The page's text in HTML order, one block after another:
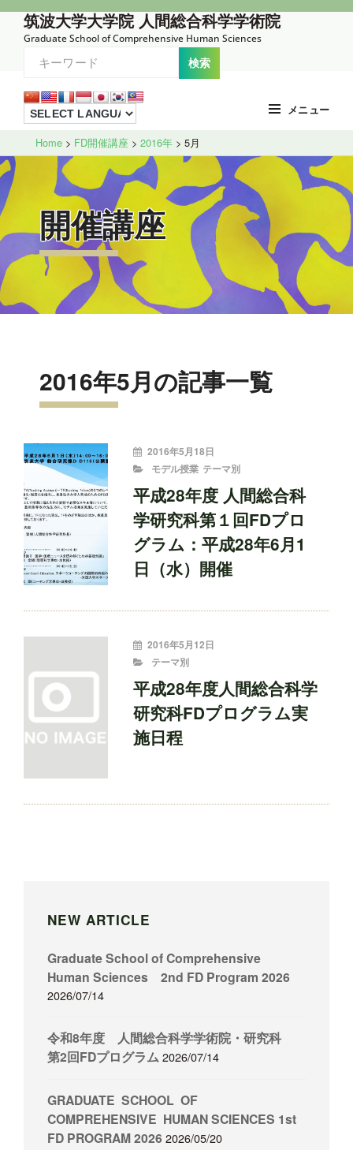
コ
キ
ッ
プ
筑波大学大学院 人間総合科学学術院
Graduate School of Comprehensive Human Sciences
メニュー
Overlay
Home > FD開催講座 > 2016年 > 5月
開催講座
2016年5月の記事一覧
投
稿
2016年5月18日
CATEGORIES
モデル授業 テーマ別
平成28年度 人間総合科
学研究科第１回FDプロ
グラム：平成28年6月1
日（水）開催
投
稿
2016年5月12日
CATEGORIES
テーマ別
平成28年度人間総合科学
研究科FDプログラム実
施日程
NEW ARTICLE
Graduate School of Comprehensive
Human Sciences 2nd FD Program 2026
2026/07/14
令和8年度 人間総合科学学術院・研究科
第2回FDプログラム2026/07/14
GRADUATE SCHOOL OF
COMPREHENSIVE HUMAN SCIENCES 1st
FD PROGRAM 2026 2026/05/20